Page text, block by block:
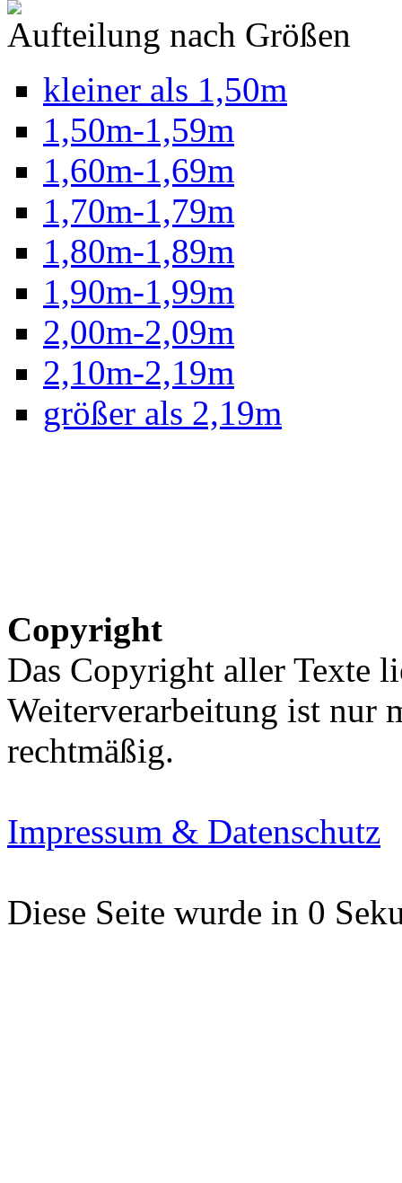
Aufteilung nach Größen
kleiner als 1,50m
1,50m-1,59m
1,60m-1,69m
1,70m-1,79m
1,80m-1,89m
1,90m-1,99m
2,00m-2,09m
2,10m-2,19m
größer als 2,19m
Copyright
Das Copyright aller Texte
Weiterverarbeitung ist nur
rechtmäßig.
Impressum & Datenschutz
Diese Seite wurde in 0